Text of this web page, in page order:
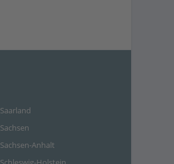
Saarland
Sachsen
Sachsen-Anhalt